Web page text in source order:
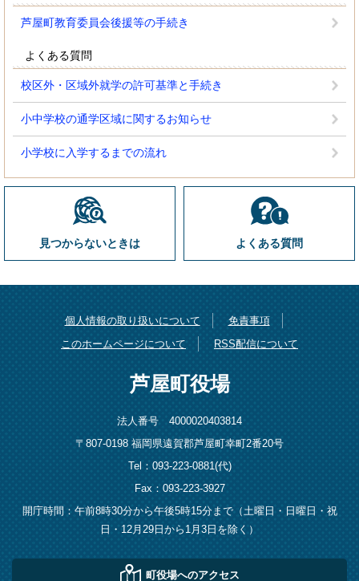
芦屋町教育委員会後援等の手続き
よくある質問
校区外・区域外就学の許可基準と手続き
小中学校の通学区域に関するお知らせ
小学校に入学するまでの流れ
見つからないときは よくある質問
個人情報の取り扱いについて
免責事項
このホームページについて
RSS配信について
芦屋町役場
法人番号 4000020403814
〒807-0198 福岡県遠賀郡芦屋町幸町2番20号
Tel：093-223-0881(代)
Fax：093-223-3927
開庁時間：午前8時30分から午後5時15分まで（土曜日・日曜日・祝
日・12月29日から1月3日を除く）
町役場へのアクセス